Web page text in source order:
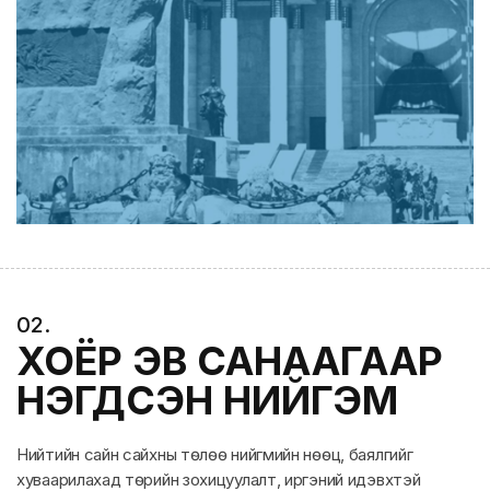
02.
ХОЁР ЭВ САНААГААР
НЭГДСЭН НИЙГЭМ
Нийтийн сайн сайхны төлөө нийгмийн нөөц, баялгийг
хуваарилахад төрийн зохицуулалт, иргэний идэвхтэй